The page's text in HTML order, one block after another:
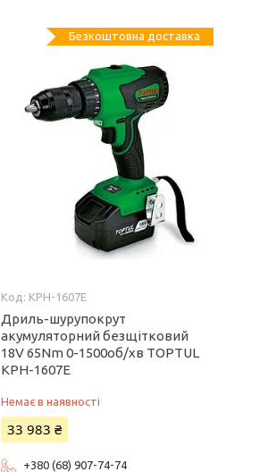
Безкоштовна доставка
KPH-1607E
Дриль-шурупокрут
акумуляторний безщітковий
18V 65Nm 0-1500об/хв TOPTUL
KPH-1607E
Немає в наявності
33 983 ₴
+380 (68) 907-74-74